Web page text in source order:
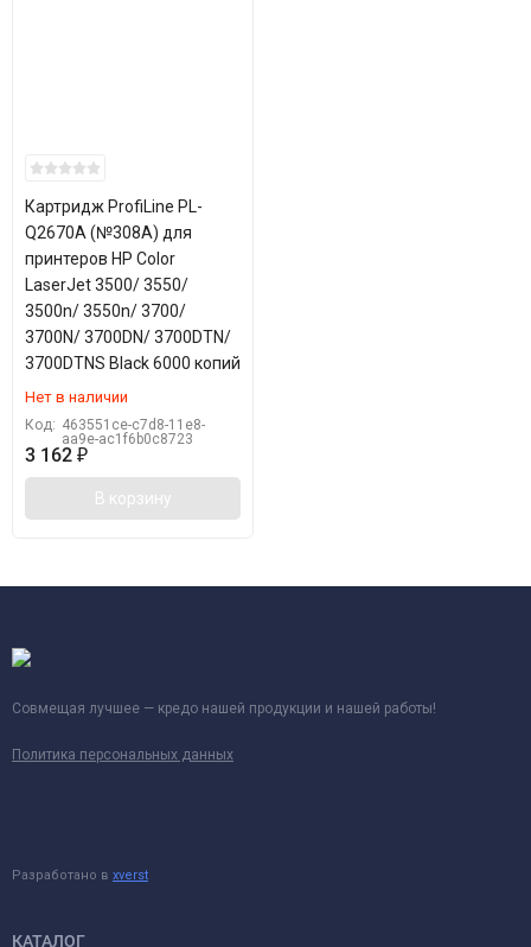
Картридж ProfiLine PL-
Q2670A (№308A) для
принтеров HP Color
LaserJet 3500/ 3550/
3500n/ 3550n/ 3700/
3700N/ 3700DN/ 3700DTN/
3700DTNS Black 6000 копий
Нет в наличии
Код: 463551ce-c7d8-11e8-
aa9e-ac1f6b0c8723
3 162 ₽
В корзину
Совмещая лучшее — кредо нашей продукции и нашей работы!
Политика персональных данных
Разработано в xverst
КАТАЛОГ